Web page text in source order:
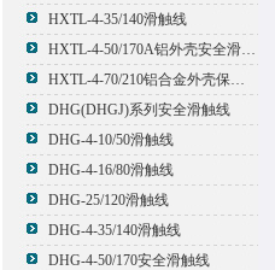
HXTL-4-35/140滑触线
HXTL-4-50/170A铝外壳安全滑触线
HXTL-4-70/210铝合金外壳保护多极管式滑触线
DHG(DHGJ)系列安全滑触线
DHG-4-10/50滑触线
DHG-4-16/80滑触线
DHG-25/120滑触线
DHG-4-35/140滑触线
DHG-4-50/170安全滑触线